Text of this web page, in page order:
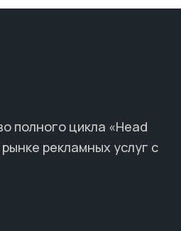
полного цикла «Head
рекламных услуг с